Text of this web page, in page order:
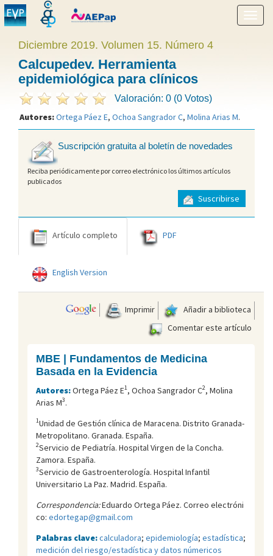
menú
Diciembre 2019. Volumen 15. Número 4
Calcupedev. Herramienta
epidemiológica para clínicos
Valoración: 0 (0 Votos)
Autores:Ortega Páez E, Ochoa Sangrador C, Molina Arias M.
Suscripción gratuita al boletín de novedades
Reciba periódicamente por correo electrónico los últimos artículos
publicados
Suscribirse
Artículo completo PDF
English Version
Imprimir
Añadir a biblioteca
Comentar este artículo
MBE | Fundamentos de Medicina
Basada en la Evidencia
Autores:Ortega Páez E1, Ochoa Sangrador C2, Molina
Arias M3.
1Unidad de Gestión clínica de Maracena. Distrito Granada-
Metropolitano. Granada. España.
2Servicio de Pediatría. Hospital Virgen de la Concha.
Zamora. España.
3Servicio de Gastroenterología. Hospital Infantil
Universitario La Paz. Madrid. España.
Correspondencia:Eduardo Ortega Páez. Correo electróni
co: edortegap@gmail.com
Palabras clave:calculadora; epidemiología; estadística;
medición del riesgo/estadística y datos númericos